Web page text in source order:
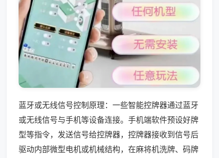
蓝牙或无线信号控制原理：一些智能控牌器通过蓝牙
或无线信号与手机等设备连接。手机端软件预设好牌
型等指令，发送信号给控牌器，控牌器接收到信号后
驱动内部微型电机或机械结构，在麻将机洗牌、码牌